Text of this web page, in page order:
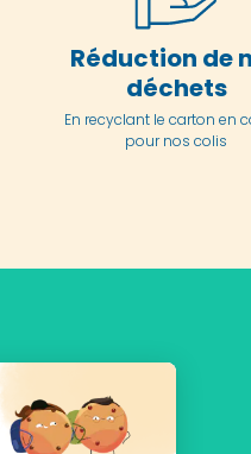
Réduction de
déchets
En recyclant le carton en
pour nos colis